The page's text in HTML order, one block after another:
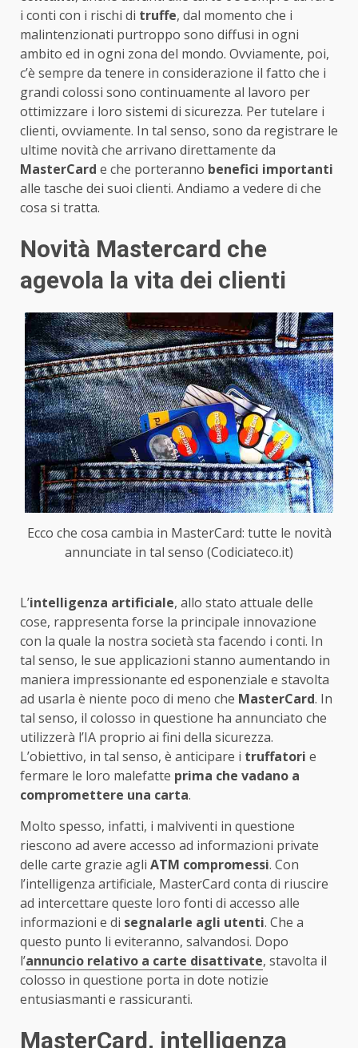
i conti con i rischi di truffe, dal momento che i
malintenzionati purtroppo sono diffusi in ogni
ambito ed in ogni zona del mondo. Ovviamente, poi,
c’è sempre da tenere in considerazione il fatto che i
grandi colossi sono continuamente al lavoro per
ottimizzare i loro sistemi di sicurezza. Per tutelare i
clienti, ovviamente. In tal senso, sono da registrare le
ultime novità che arrivano direttamente da
MasterCard e che porteranno benefici importanti
alle tasche dei suoi clienti. Andiamo a vedere di che
cosa si tratta.
Novità Mastercard che
agevola la vita dei clienti
Ecco che cosa cambia in MasterCard: tutte le novità
annunciate in tal senso (Codiciateco.it)
L’intelligenza artificiale, allo stato attuale delle
cose, rappresenta forse la principale innovazione
con la quale la nostra società sta facendo i conti. In
tal senso, le sue applicazioni stanno aumentando in
maniera impressionante ed esponenziale e stavolta
ad usarla è niente poco di meno che MasterCard. In
tal senso, il colosso in questione ha annunciato che
utilizzerà l’IA proprio ai fini della sicurezza.
L’obiettivo, in tal senso, è anticipare i truffatori e
fermare le loro malefatte prima che vadano a
compromettere una carta.
Molto spesso, infatti, i malviventi in questione
riescono ad avere accesso ad informazioni private
delle carte grazie agli ATM compromessi. Con
l’intelligenza artificiale, MasterCard conta di riuscire
ad intercettare queste loro fonti di accesso alle
informazioni e di segnalarle agli utenti. Che a
questo punto li eviteranno, salvandosi. Dopo
l’annuncio relativo a carte disattivate, stavolta il
colosso in questione porta in dote notizie
entusiasmanti e rassicuranti.
MasterCard, intelligenza